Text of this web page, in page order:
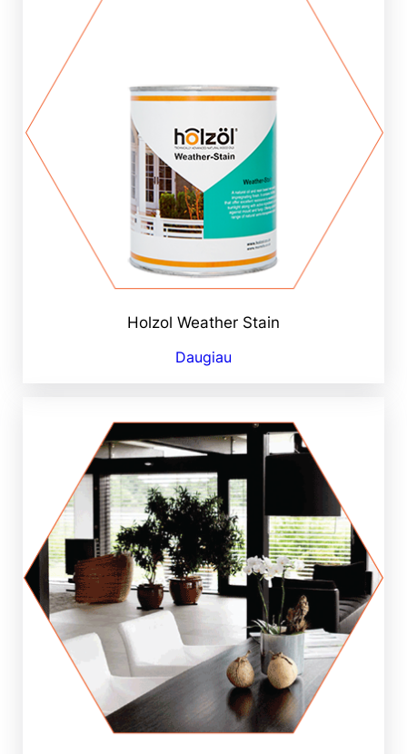
Holzol Weather Stain
Daugiau